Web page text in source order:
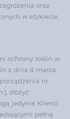
oraz
w etykiecie.
ochrony roślin w
z dnia 8 marca
nr
złożyć
jedynie Klienci
pełną